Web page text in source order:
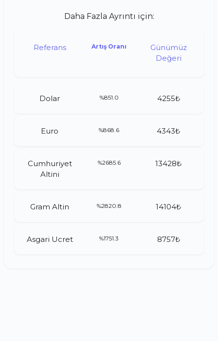
Daha Fazla Ayrıntı için:
Referans Artış Oranı
Günümüz
Değeri
Dolar %851.0 4255₺
Euro %868.6 4343₺
Cumhuriyet
Altini
%2685.6 13428₺
Gram Altin %2820.8 14104₺
Asgari Ucret %1751.3 8757₺